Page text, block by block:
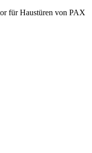
für Haustüren von PAX